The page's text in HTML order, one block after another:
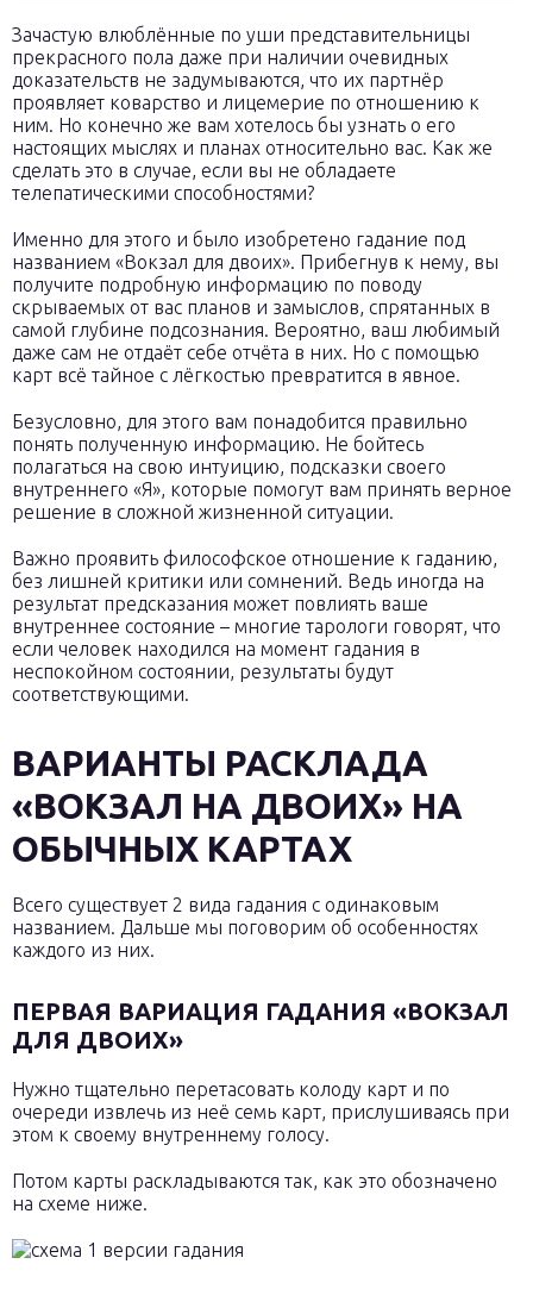
Зачастую влюблённые по уши представительницы
прекрасного пола даже при наличии очевидных
доказательств не задумываются, что их партнёр
проявляет коварство и лицемерие по отношению к
ним. Но конечно же вам хотелось бы узнать о его
настоящих мыслях и планах относительно вас. Как же
сделать это в случае, если вы не обладаете
телепатическими способностями?
Именно для этого и было изобретено гадание под
названием «Вокзал для двоих». Прибегнув к нему, вы
получите подробную информацию по поводу
скрываемых от вас планов и замыслов, спрятанных в
самой глубине подсознания. Вероятно, ваш любимый
даже сам не отдаёт себе отчёта в них. Но с помощью
карт всё тайное с лёгкостью превратится в явное.
Безусловно, для этого вам понадобится правильно
понять полученную информацию. Не бойтесь
полагаться на свою интуицию, подсказки своего
внутреннего «Я», которые помогут вам принять верное
решение в сложной жизненной ситуации.
Важно проявить философское отношение к гаданию,
без лишней критики или сомнений. Ведь иногда на
результат предсказания может повлиять ваше
внутреннее состояние – многие тарологи говорят, что
если человек находился на момент гадания в
неспокойном состоянии, результаты будут
соответствующими.
ВАРИАНТЫ РАСКЛАДА
«ВОКЗАЛ НА ДВОИХ» НА
ОБЫЧНЫХ КАРТАХ
Всего существует 2 вида гадания с одинаковым
названием. Дальше мы поговорим об особенностях
каждого из них.
ПЕРВАЯ ВАРИАЦИЯ ГАДАНИЯ «ВОКЗАЛ
ДЛЯ ДВОИХ»
Нужно тщательно перетасовать колоду карт и по
очереди извлечь из неё семь карт, прислушиваясь при
этом к своему внутреннему голосу.
Потом карты раскладываются так, как это обозначено
на схеме ниже.